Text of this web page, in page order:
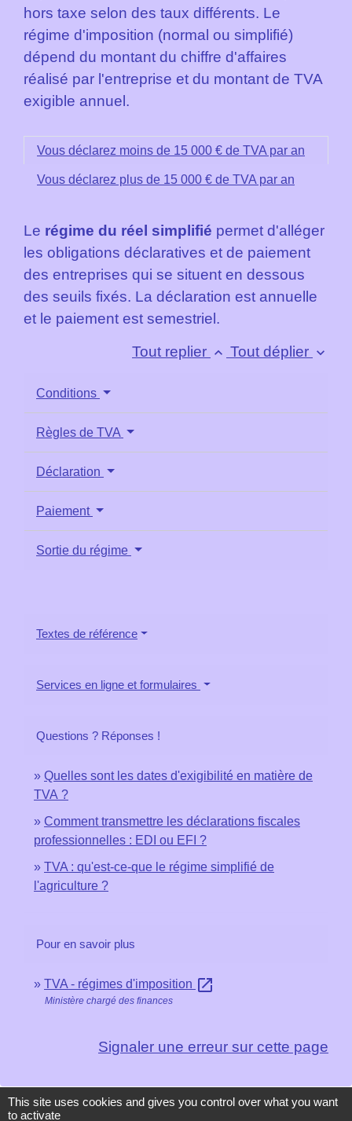
hors taxe selon des taux différents. Le
régime d'imposition (normal ou simplifié)
dépend du montant du chiffre d'affaires
réalisé par l'entreprise et du montant de TVA
exigible annuel.
Vous déclarez moins de 15 000 € de TVA par an
Vous déclarez plus de 15 000 € de TVA par an
Le régime du réel simplifié permet d'alléger
les obligations déclaratives et de paiement
des entreprises qui se situent en dessous
des seuils fixés. La déclaration est annuelle
et le paiement est semestriel.
Tout replier keyboard_arrow_up Tout déplier keyboard_arrow_down
Conditions
Règles de TVA
Déclaration
Paiement
Sortie du régime
Textes de référence
Services en ligne et formulaires
Questions ? Réponses !
Quelles sont les dates d'exigibilité en matière de
TVA ?
Comment transmettre les déclarations fiscales
professionnelles : EDI ou EFI ?
TVA : qu'est-ce-que le régime simplifié de
l'agriculture ?
Pour en savoir plus
TVA - régimes d'imposition open_in_new
Ministère chargé des finances
Signaler une erreur sur cette page
This site uses cookies and gives you control over what you want
to activate